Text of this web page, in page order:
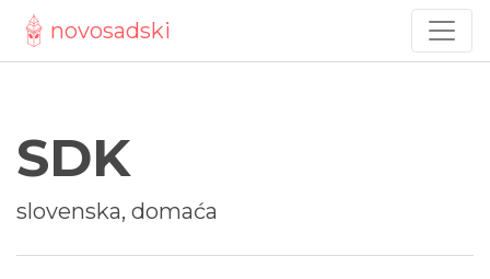
novosadski
SDK
slovenska, domaća